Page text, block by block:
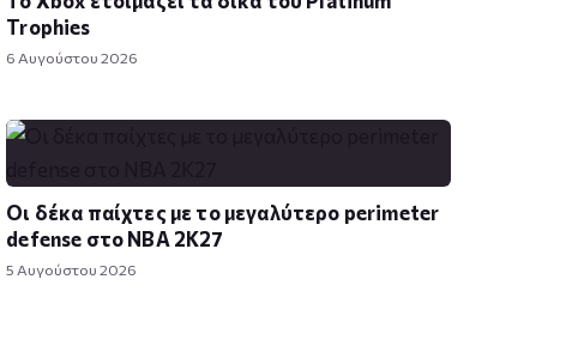
Trophies
6 Αυγούστου 2026
Οι δέκα παίχτες με το μεγαλύτερο perimeter
defense στο NBA 2K27
5 Αυγούστου 2026